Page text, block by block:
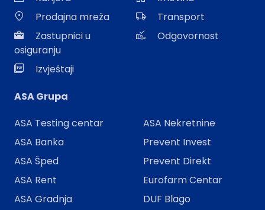
Prodajna mreža
Zastupnici u
osiguranju
Izvještaji
Transport
Odgovornost
ASA Grupa
ASA Testing centar
ASA Banka
ASA Šped
ASA Rent
ASA Gradnja
ASA Nekretnine
Prevent Invest
Prevent Direkt
Eurofarm Centar
DUF Blago